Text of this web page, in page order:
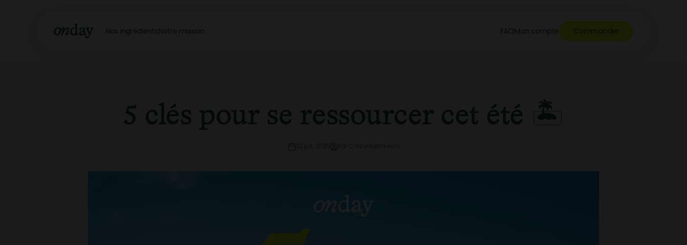
Nos ingrédientsNotre mission
Onday
FAQMon compte
5 clés pour se ressourcer cet été 🏝️